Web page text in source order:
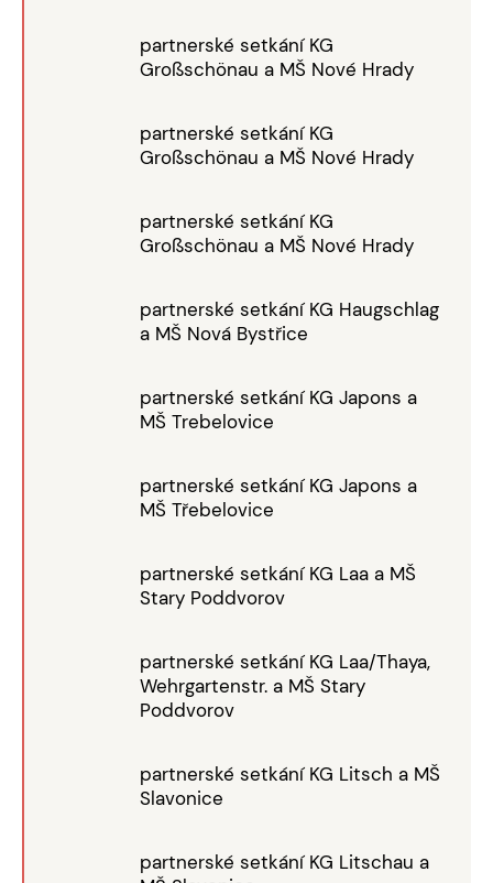
partnerské setkání KG
Großschönau a MŠ Nové Hrady
partnerské setkání KG
Großschönau a MŠ Nové Hrady
partnerské setkání KG
Großschönau a MŠ Nové Hrady
partnerské setkání KG Haugschlag
a MŠ Nová Bystřice
partnerské setkání KG Japons a
MŠ Trebelovice
partnerské setkání KG Japons a
MŠ Třebelovice
partnerské setkání KG Laa a MŠ
Stary Poddvorov
partnerské setkání KG Laa/Thaya,
Wehrgartenstr. a MŠ Stary
Poddvorov
partnerské setkání KG Litsch a MŠ
Slavonice
partnerské setkání KG Litschau a